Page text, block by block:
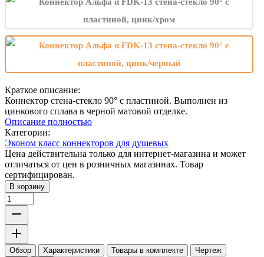
Краткое описание:
Коннектор стена-стекло 90° с пластиной. Выполнен из
цинкового сплава в черной матовой отделке.
Описание полностью
Категории:
Эконом класс коннекторов для душевых
Цена действительна только для интернет-магазина и может
отличаться от цен в розничных магазинах. Товар
сертифицирован.
В корзину
Обзор Характеристики Товары в комплекте Чертеж